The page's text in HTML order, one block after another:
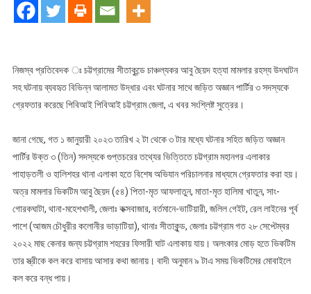
রহস্য
আলামত
উদ্ধার,
অজ্ঞান
পার্টির
৩
সদস্য
গ্রেফতার
নিজস্ব প্রতিবেদক ঃ চট্টগ্রামের সীতাকুন্ডে চাঞ্চল্যকর আবু ছৈয়দ হত্যা মামলার রহস্য উদঘাটন
সহ ঘটনায় ব্যবহৃত বিভিন্ন আলামত উদ্ধার এবং ঘটনার সাথে জড়িত অজ্ঞান পার্টির ৩ সদস্যকে
গ্রেফতার করেছে পিবিআই পিবিআই চট্টগ্রাম জেলা, এ খবর সংশ্লিষ্ট সুত্রের।
জানা গেছে, গত ১ জানুয়ারী ২০২৩ তারিখ ২ টা থেকে ৩ টার মধ্যে ঘটনার সহিত জড়িত অজ্ঞান
পার্টির উক্ত ৩ (তিন) সদস্যকে গুপ্তচরের তথ্যের ভিত্তিতে চট্টগ্রাম মহানগর এলাকার
পাহাড়তলী ও হালিশহর থানা এলাকা হতে বিশেষ অভিযান পরিচালনার মাধ্যমে গ্রেফতার করা হয়।
অত্র মামলার ভিকটিম আবু ছৈয়দ (৫৪) পিতা-মৃত আফলাতুন, মাতা-মৃত হালিমা খাতুন, সাং-
গোরকঘাটা, থানা-মহেশখালী, জেলাঃ কক্সবাজার, বর্তমানে-ভাটিয়ারী, জলিল গেইট, রেল লাইনের পূর্ব
পাশে (আজম চৌধুরীর কলোনীর ভাড়াটিয়া), থানাঃ সীতাকুন্ড, জেলাঃ চট্টগ্রাম গত ২৮ সেপ্টেম্বর
২০২২ মাছ কেনার জন্য চট্টগ্রাম শহরের ফিসারী ঘাট এলাকায় যায়। অলংকার মোড় হতে ভিকটিম
তার স্ত্রীকে কল করে বাসায় আসার কথা জানায়। বাদী অনুমান ৯ টাএ সময় ভিকটিমের মোবাইলে
কল করে বন্ধ পায়।